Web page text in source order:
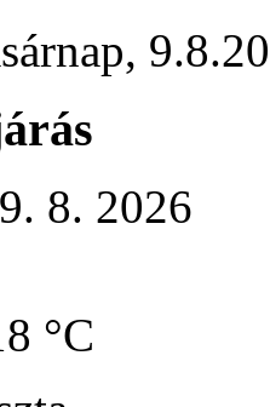
,
8. 2026
°C